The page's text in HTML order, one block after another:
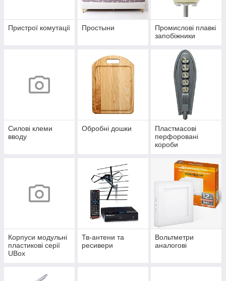
Пристрої комутації Простыни
Промислові плавкі
запобіжники
Силові клеми
вводу
Обробні дошки
Пластмасові
перфоровані
короби
Корпуси модульні
пластикові серії
UBox
Тв-антени та
ресивери
Вольтметри
аналогові